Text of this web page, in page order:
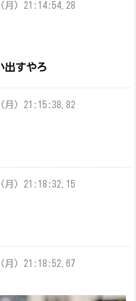
月) 21:14:54.28
出すやろ
月) 21:15:38.82
月) 21:18:32.15
月) 21:18:52.67